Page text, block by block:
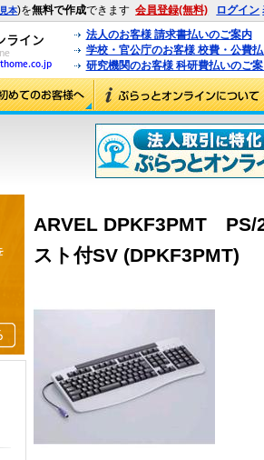
見本)を無料で作成できます 会員登録(無料) ログイン
法人のお客様 請求書払いのご案内
学校・官公庁のお客様 校費・公費
研究機関のお客様 科研費払いのご
ARVEL DPKF3PMT
スト付SV (DPKF3PMT)